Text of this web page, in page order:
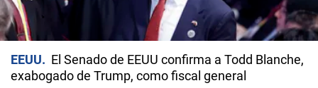
EEUU
El Senado de EEUU confirma a Todd Blanche,
exabogado de Trump, como fiscal general